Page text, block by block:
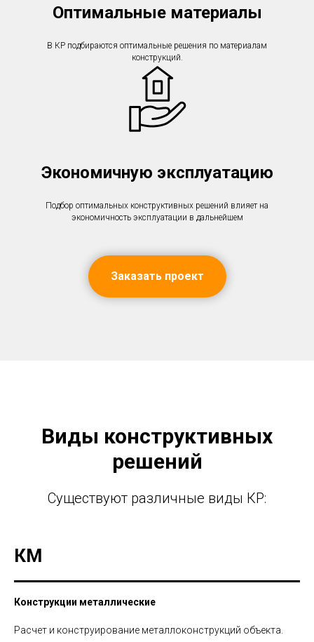
Оптимальные материалы
В КР подбираются оптимальные решения по материалам
конструкций.
Экономичную эксплуатацию
Подбор оптимальных конструктивных решений влияет на
экономичность эксплуатации в дальнейшем
Заказать проект
Виды конструктивных
решений
Существуют различные виды КР:
КМ
Конструкции металлические
Расчет и конструирование металлоконструкций объекта.